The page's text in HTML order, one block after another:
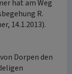
hat am Weg
R.
14.1.2013).
Dorpen den